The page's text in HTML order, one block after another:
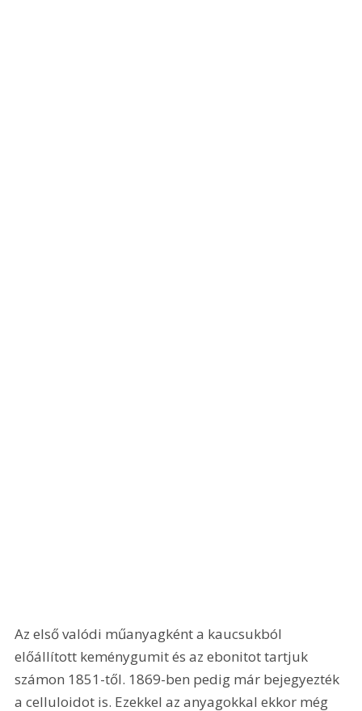
Az első valódi műanyagként a kaucsukból
előállított keménygumit és az ebonitot tartjuk
számon 1851-től. 1869-ben pedig már bejegyezték
a celluloidot is. Ezekkel az anyagokkal ekkor még